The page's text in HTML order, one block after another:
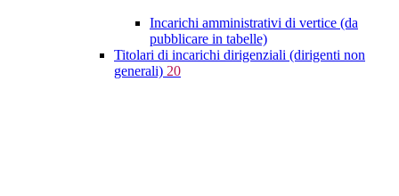
Incarichi amministrativi di vertice (da
pubblicare in tabelle)
Titolari di incarichi dirigenziali (dirigenti non
generali) 20